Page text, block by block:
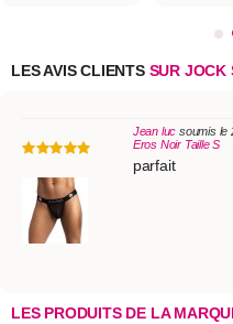
LES AVIS CLIENTSSUR JOCK
Jean luc soumis le
Eros Noir Taille S
parfait
LES PRODUITS DE LA